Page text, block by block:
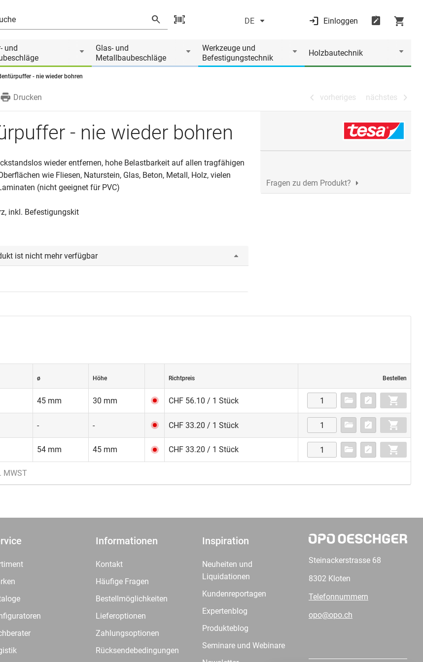
DE Einloggen
und
Glas- und
Metallbaubeschläge
Werkzeuge und
Befestigungstechnik
Holzbautechnik
- nie wieder bohren
vorheriges nächstes
Drucken vorheriges nächstes
- nie wieder bohren
wieder entfernen, hohe Belastbarkeit auf allen tragfähigen
wie Fliesen, Naturstein, Glas, Beton, Metall, Holz, vielen
(nicht geeignet für PVC)
inkl. Befestigungskit
ist nicht mehr verfügbar
Fragen zu dem Produkt?
ø Höhe Richtpreis Bestellen
45 mm 30 mm CHF 56.10 / 1 Stück
- - CHF 33.20 / 1 Stück
54 mm 45 mm CHF 33.20 / 1 Stück
MWST
Informationen
Kontakt
Häufige Fragen
Bestellmöglichkeiten
Lieferoptionen
Zahlungsoptionen
Rücksendebedingungen
Inspiration
Neuheiten und
Liquidationen
Kundenreportagen
Expertenblog
Produkteblog
Seminare und Webinare
Steinackerstrasse 68
8302 Kloten
Telefonnummern
opo@opo.ch